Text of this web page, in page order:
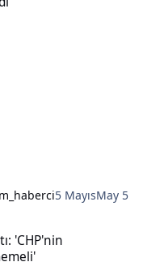
5 MayısMay 5
'CHP'nin